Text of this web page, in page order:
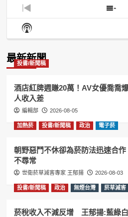
Previous
Episode
Show
Podcast
最新新聞
投書/新聞稿
酒店紅牌週賺20萬！AV女優喬喬
人收入差
編輯部 2026-08-05
加熱菸 投書/新聞稿 政治 電子菸
朝野惡鬥不休卻為菸防法迅速合
不尋常
世衛菸草減害專家 王郁揚 2026-08-03
投書/新聞稿 政治 無煙台灣 菸草減害
菸稅收入不減反增 王郁揚:藍綠